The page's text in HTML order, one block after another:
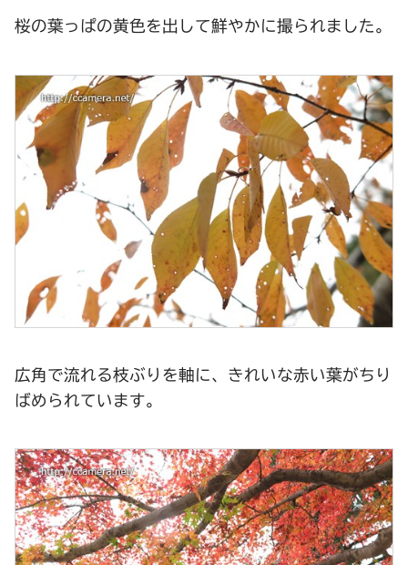
桜の葉っぱの黄色を出して鮮やかに撮られました。
広角で流れる枝ぶりを軸に、きれいな赤い葉がちり
ばめられています。